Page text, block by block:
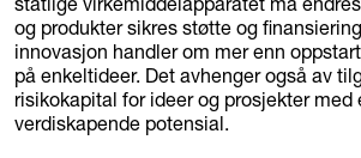
og produkter sikres støtte og
innovasjon handler om mer enn
på enkeltideer. Det avhenger også av
risikokapital for ideer og prosjekter med
verdiskapende potensial.